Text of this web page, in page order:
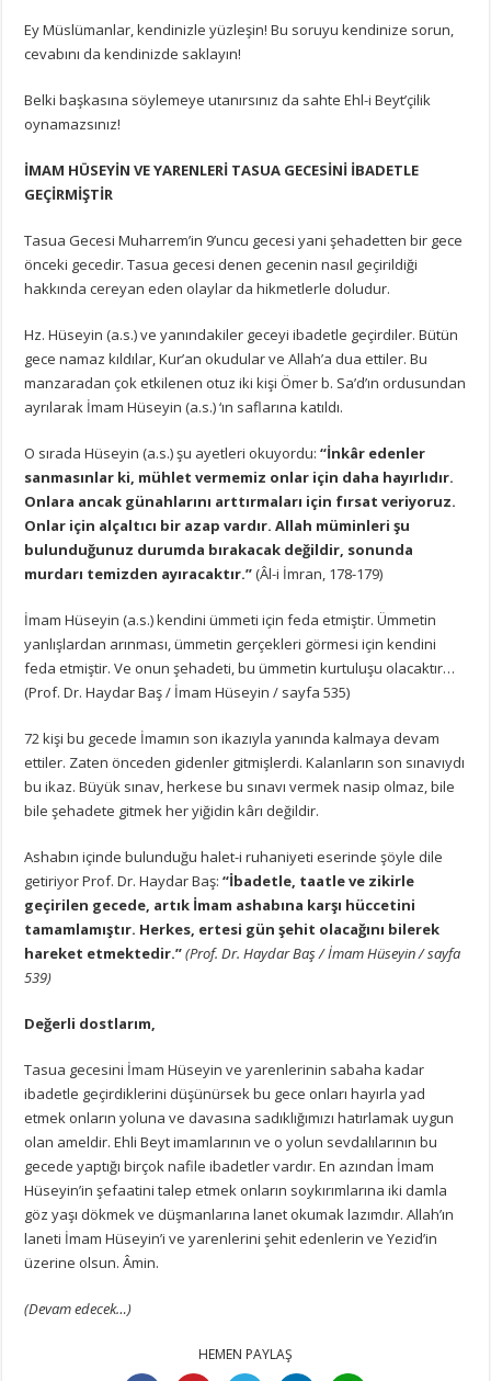
Ey Müslümanlar, kendinizle yüzleşin! Bu soruyu kendinize sorun,
cevabını da kendinizde saklayın!
Belki başkasına söylemeye utanırsınız da sahte Ehl-i Beyt’çilik
oynamazsınız!
İMAM HÜSEYİN VE YARENLERİ TASUA GECESİNİ İBADETLE
GEÇİRMİŞTİR
Tasua Gecesi Muharrem’in 9’uncu gecesi yani şehadetten bir gece
önceki gecedir. Tasua gecesi denen gecenin nasıl geçirildiği
hakkında cereyan eden olaylar da hikmetlerle doludur.
Hz. Hüseyin (a.s.) ve yanındakiler geceyi ibadetle geçirdiler. Bütün
gece namaz kıldılar, Kur’an okudular ve Allah’a dua ettiler. Bu
manzaradan çok etkilenen otuz iki kişi Ömer b. Sa’d’ın ordusundan
ayrılarak İmam Hüseyin (a.s.) ‘ın saflarına katıldı.
O sırada Hüseyin (a.s.) şu ayetleri okuyordu:“İnkâr edenler
sanmasınlar ki, mühlet vermemiz onlar için daha hayırlıdır.
Onlara ancak günahlarını arttırmaları için fırsat veriyoruz.
Onlar için alçaltıcı bir azap vardır. Allah müminleri şu
bulunduğunuz durumda bırakacak değildir, sonunda
murdarı temizden ayıracaktır.”(Âl-i İmran, 178-179)
İmam Hüseyin (a.s.) kendini ümmeti için feda etmiştir. Ümmetin
yanlışlardan arınması, ümmetin gerçekleri görmesi için kendini
feda etmiştir. Ve onun şehadeti, bu ümmetin kurtuluşu olacaktır…
(Prof. Dr. Haydar Baş / İmam Hüseyin / sayfa 535)
72 kişi bu gecede İmamın son ikazıyla yanında kalmaya devam
ettiler. Zaten önceden gidenler gitmişlerdi. Kalanların son sınavıydı
bu ikaz. Büyük sınav, herkese bu sınavı vermek nasip olmaz, bile
bile şehadete gitmek her yiğidin kârı değildir.
Ashabın içinde bulunduğu halet-i ruhaniyeti eserinde şöyle dile
getiriyor Prof. Dr. Haydar Baş:“İbadetle, taatle ve zikirle
geçirilen gecede, artık İmam ashabına karşı hüccetini
tamamlamıştır. Herkes, ertesi gün şehit olacağını bilerek
hareket etmektedir.”(Prof. Dr. Haydar Baş / İmam Hüseyin / sayfa
539)
Değerli dostlarım,
Tasua gecesini İmam Hüseyin ve yarenlerinin sabaha kadar
ibadetle geçirdiklerini düşünürsek bu gece onları hayırla yad
etmek onların yoluna ve davasına sadıklığımızı hatırlamak uygun
olan ameldir. Ehli Beyt imamlarının ve o yolun sevdalılarının bu
gecede yaptığı birçok nafile ibadetler vardır. En azından İmam
Hüseyin’in şefaatini talep etmek onların soykırımlarına iki damla
göz yaşı dökmek ve düşmanlarına lanet okumak lazımdır. Allah’ın
laneti İmam Hüseyin’i ve yarenlerini şehit edenlerin ve Yezid’in
üzerine olsun. Âmin.
(Devam edecek…)
HEMEN PAYLAŞ